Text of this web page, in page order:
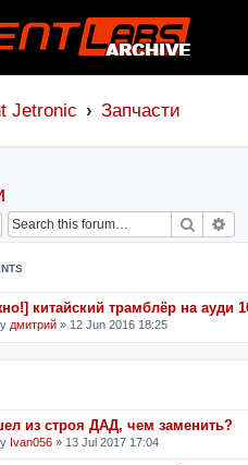
Jetronic Запчасти
Search
китайский трамблёр на ауди
дмитрий » 12 Jun 2016 18:25
из строя ДАД, чем заменить?
Ivan056 » 13 Jul 2017 17:04